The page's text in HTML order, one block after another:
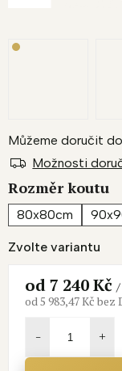
Zvolte variantu
Můžeme doručit
Možnosti
Rozměr koutu
80x80cm
od7 240 Kč
od5 983,47 Kč bez